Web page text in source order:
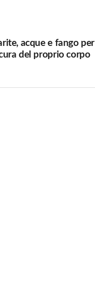
acque e fango per
del proprio corpo